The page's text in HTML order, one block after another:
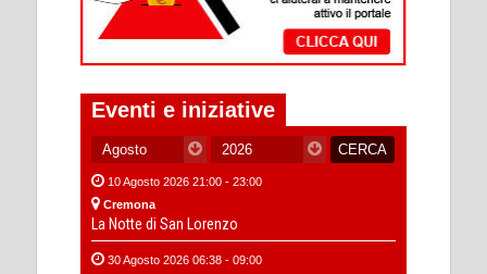
Eventi e iniziative
10 Agosto 2026 21:00 - 23:00
Cremona
La Notte di San Lorenzo
30 Agosto 2026 06:38 - 09:00